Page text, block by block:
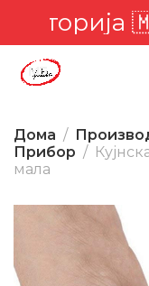
Дома
Прибор
мала